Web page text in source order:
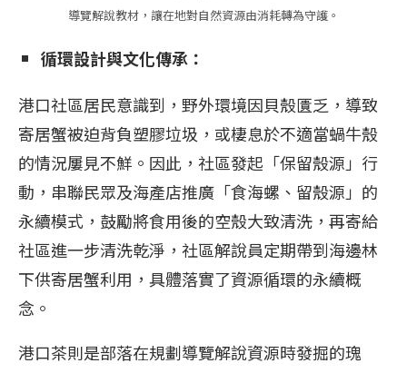
導覽解說教材，讓在地對自然資源由消耗轉為守護。
循環設計與文化傳承：
港口社區居民意識到，野外環境因貝殼匱乏，導致
寄居蟹被迫背負塑膠垃圾，或棲息於不適當蝸牛殼
的情況屢見不鮮。因此，社區發起「保留殼源」行
動，串聯民眾及海產店推廣「食海螺、留殼源」的
永續模式，鼓勵將食用後的空殼大致清洗，再寄給
社區進一步清洗乾淨，社區解說員定期帶到海邊林
下供寄居蟹利用，具體落實了資源循環的永續概
念。
港口茶則是部落在規劃導覽解說資源時發掘的瑰